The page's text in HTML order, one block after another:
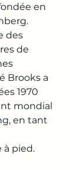
en
des
de
Brooks a
1970
mondial
en tant
à pied.